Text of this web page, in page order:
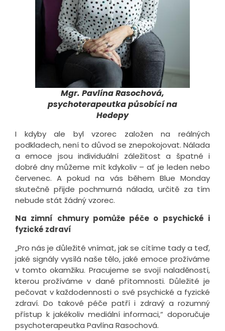
Mgr. Pavlína Rasochová,
psychoterapeutka působící na
Hedepy
I kdyby ale byl vzorec založen na reálných
podkladech, není to důvod se znepokojovat. Nálada
a emoce jsou individuální záležitost a špatné i
dobré dny můžeme mít kdykoliv – ať je leden nebo
červenec. A pokud na vás během Blue Monday
skutečně přijde pochmurná nálada, určitě za tím
nebude stát žádný vzorec.
Na zimní chmury pomůže péče o psychické i
fyzické zdraví
„Pro nás je důležité vnímat, jak se cítíme tady a teď,
jaké signály vysílá naše tělo, jaké emoce prožíváme
v tomto okamžiku. Pracujeme se svojí naladěností,
kterou prožíváme v dané přítomnosti. Důležité je
pečovat v každodennosti o své psychické a fyzické
zdraví. Do takové péče patří i zdravý a rozumný
přístup k jakékoliv mediální informaci,“ doporučuje
psychoterapeutka Pavlína Rasochová.